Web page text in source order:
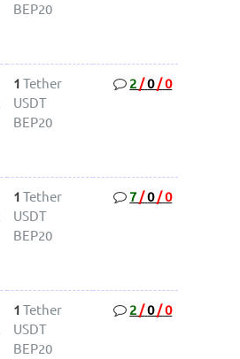
BEP20
1 Tether
USDT
BEP20
2 /0/0
1 Tether
USDT
BEP20
7/0/0
1 Tether
USDT
BEP20
2 /0/0